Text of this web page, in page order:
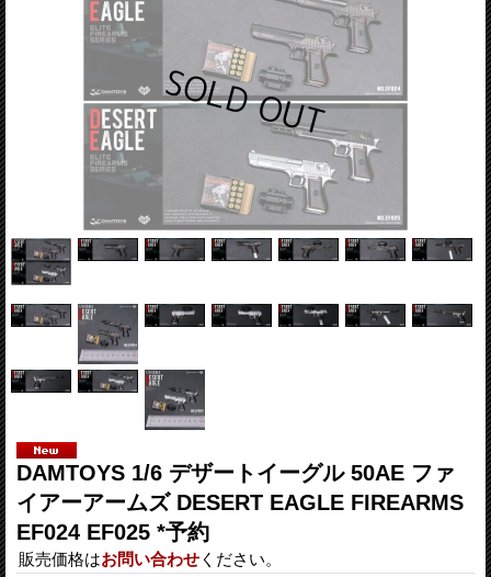
DAMTOYS 1/6 デザートイーグル 50AE ファ
イアーアームズ DESERT EAGLE FIREARMS
EF024 EF025 *予約
販売価格はお問い合わせ ください。